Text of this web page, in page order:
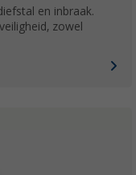
en inbraak.
zowel